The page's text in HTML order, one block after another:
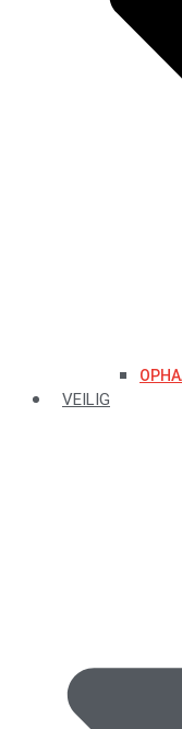
VEILIG